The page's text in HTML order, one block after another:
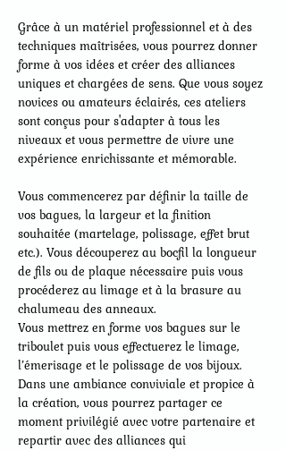
Grâce à un matériel professionnel et à des
techniques maîtrisées, vous pourrez donner
forme à vos idées et créer des alliances
uniques et chargées de sens. Que vous soyez
novices ou amateurs éclairés, ces ateliers
sont conçus pour s'adapter à tous les
niveaux et vous permettre de vivre une
expérience enrichissante et mémorable.
Vous commencerez par définir la taille de
vos bagues, la largeur et la finition
souhaitée (martelage, polissage, effet brut
etc.). Vous découperez au bocfil la longueur
de fils ou de plaque nécessaire puis vous
procéderez au limage et à la brasure au
chalumeau des anneaux.
Vous mettrez en forme vos bagues sur le
triboulet puis vous effectuerez le limage,
l’émerisage et le polissage de vos bijoux.
Dans une ambiance conviviale et propice à
la création, vous pourrez partager ce
moment privilégié avec votre partenaire et
repartir avec des alliances qui